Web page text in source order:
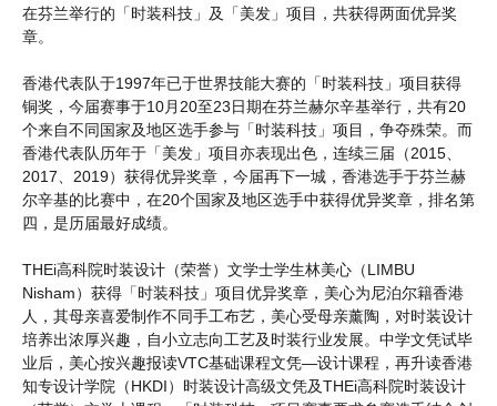
在芬兰举行的「时装科技」及「美发」项目，共获得两面优异奖
章。
香港代表队于1997年已于世界技能大赛的「时装科技」项目获得
铜奖，今届赛事于10月20至23日期在芬兰赫尔辛基举行，共有20
个来自不同国家及地区选手参与「时装科技」项目，争夺殊荣。而
香港代表队历年于「美发」项目亦表现出色，连续三届（2015、
2017、2019）获得优异奖章，今届再下一城，香港选手于芬兰赫
尔辛基的比赛中，在20个国家及地区选手中获得优异奖章，排名第
四，是历届最好成绩。
THEi高科院时装设计（荣誉）文学士学生林美心（LIMBU
Nisham）获得「时装科技」项目优异奖章，美心为尼泊尔籍香港
人，其母亲喜爱制作不同手工布艺，美心受母亲薰陶，对时装设计
培养出浓厚兴趣，自小立志向工艺及时装行业发展。中学文凭试毕
业后，美心按兴趣报读VTC基础课程文凭—设计课程，再升读香港
知专设计学院（HKDI）时装设计高级文凭及THEi高科院时装设计